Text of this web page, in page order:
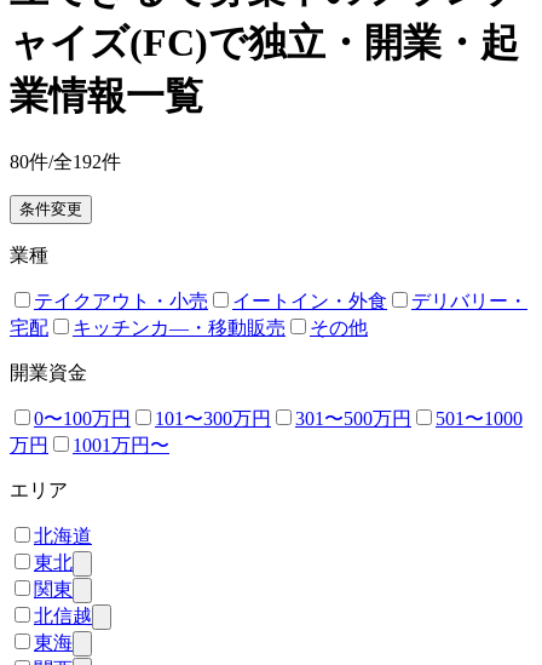
ャイズ(FC)で独立・開業・起
業情報一覧
80件/全192件
条件変更
業種
テイクアウト・小売 イートイン・外食
デリバリー・
宅配
キッチンカ―・移動販売 その他
開業資金
0〜100万円 101〜300万円 301〜500万円
501〜1000
万円
1001万円〜
エリア
北海道
東北
関東
北信越
東海